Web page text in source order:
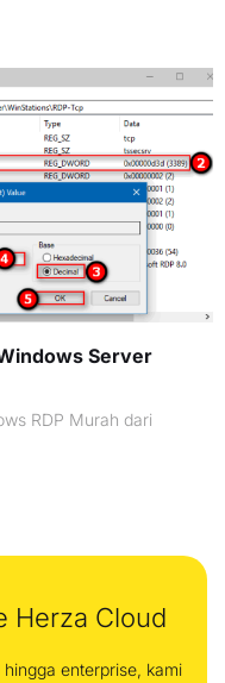
Server
RDP Murah dari
Herza Cloud
enterprise, kami